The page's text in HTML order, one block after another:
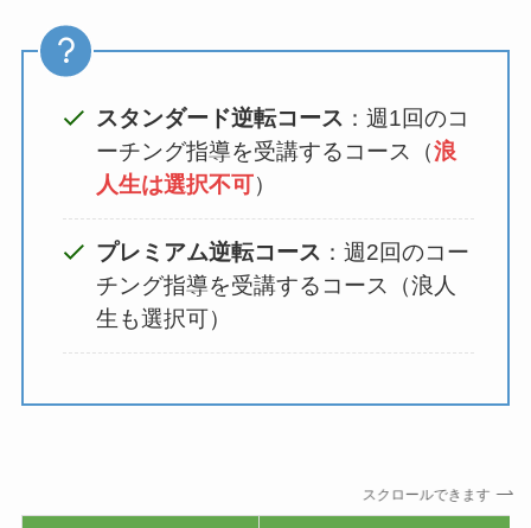
スタンダード逆転コース ：週1回のコ
ーチング指導を受講するコース（浪
人生は選択不可）
プレミアム逆転コース ：週2回のコー
チング指導を受講するコース（浪人
生も選択可）
スクロールできます